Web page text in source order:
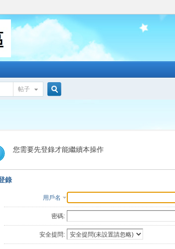
帖子
索
您需要先登錄才能繼續本操作
錄
用戶名
密碼:
安全提問: